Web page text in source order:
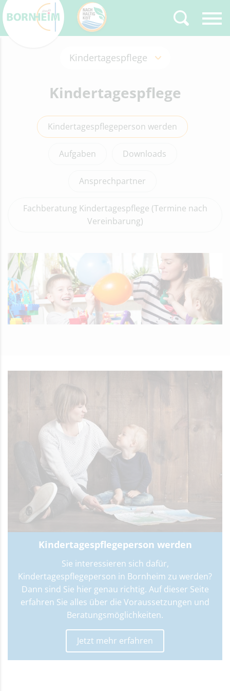
Type 2 or more
Kindertagespflege
Kita-Navigator
Kindertageseinrichtungen
Betreuungsformen
Elternbeitrag
Kindertagespflege
Kindertagespflegepersonen
RUNDUM Elternbrief
Kindertagespflege
Kindertagespflegeperson werden
Aufgaben Downloads
Ansprechpartner
Fachberatung Kindertagespflege (Termine nach
Vereinbarung)
Kindertagespflegeperson werden
Sie interessieren sich dafür,
Kindertagespflegeperson in Bornheim zu werden?
Dann sind Sie hier genau richtig. Auf dieser Seite
erfahren Sie alles über die Voraussetzungen und
Beratungsmöglichkeiten.
Jetzt mehr erfahren